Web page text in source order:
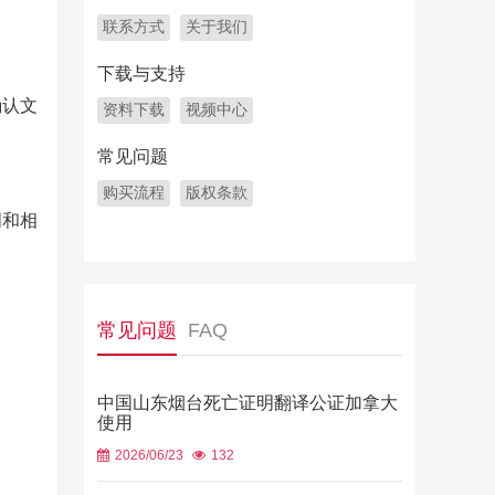
文
相
联系方式 关于我们
下载与支持
资料下载 视频中心
常见问题
购买流程 版权条款
常见问题 FAQ
中国山东烟台死亡证明翻译公证加拿大
使用
2026/06/23 132